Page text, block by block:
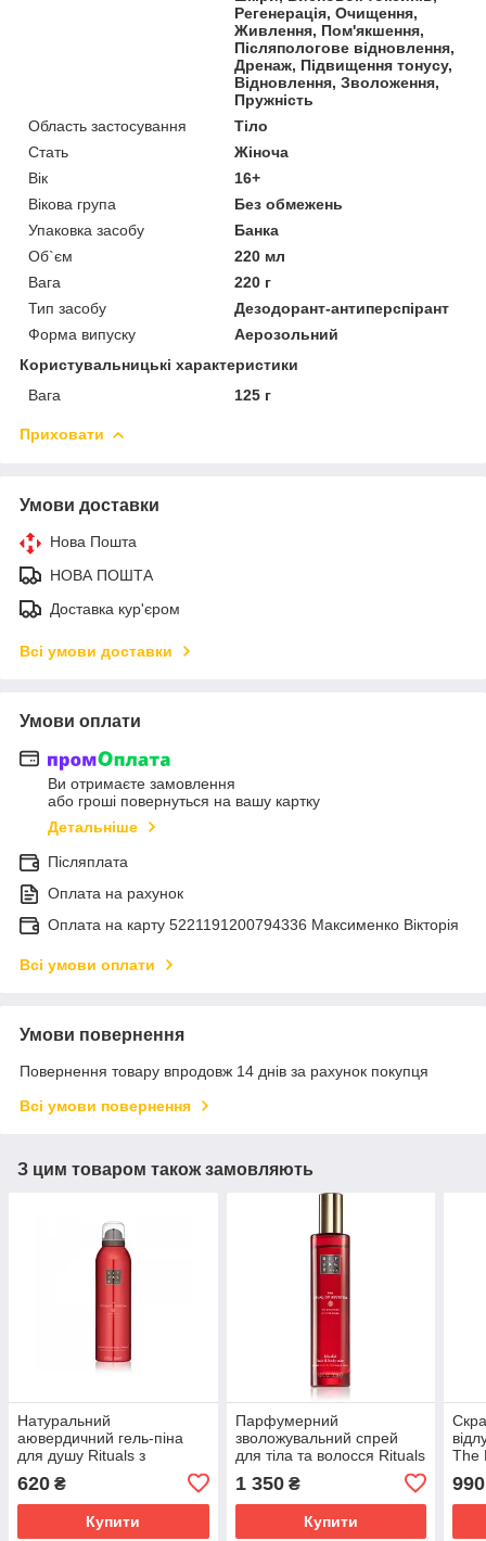
Регенерація, Очищення,
Живлення, Пом'якшення,
Післяпологове відновлення,
Дренаж, Підвищення тонусу,
Відновлення, Зволоження,
Пружність
Область застосування
Тіло
Стать
Жіноча
Вік
16+
Вікова група
Без обмежень
Упаковка засобу
Банка
Об`єм
220 мл
Вага
220 г
Тип засобу
Дезодорант-антиперспірант
Форма випуску
Аерозольний
Користувальницькі характеристики
Вага
125 г
Приховати
Умови доставки
Нова Пошта
НОВА ПОШТА
Доставка кур'єром
Всі умови доставки
Умови оплати
Ви отримаєте замовлення
або гроші повернуться на вашу картку
Детальніше
Післяплата
Оплата на рахунок
Оплата на карту 5221191200794336 Максименко Вікторія
Всі умови оплати
Умови повернення
Повернення товару впродовж 14 днів за рахунок покупця
Всі умови повернення
З цим товаром також замовляють
Натуральний
аювердичний гель-піна
для душу Rituals з
Ritual Of Ayurveda 200 мл
Ритуалс
620 ₴
Купити
Парфумерний
зволожувальний спрей
для тіла та волосся Rituals
Ритуал
1 350₴
Купити
The
990